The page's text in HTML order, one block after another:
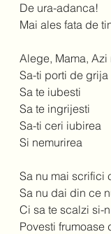
De ura-adanca!
Mai ales fata de
Alege, Mama, Azi
Sa-ti porti de grija
Sa te iubesti
Sa te ingrijesti
Sa-ti ceri iubirea
Si nemurirea
Sa nu mai scrifici
Sa nu dai din ce
Ci sa te scalzi si-
Povesti frumoase